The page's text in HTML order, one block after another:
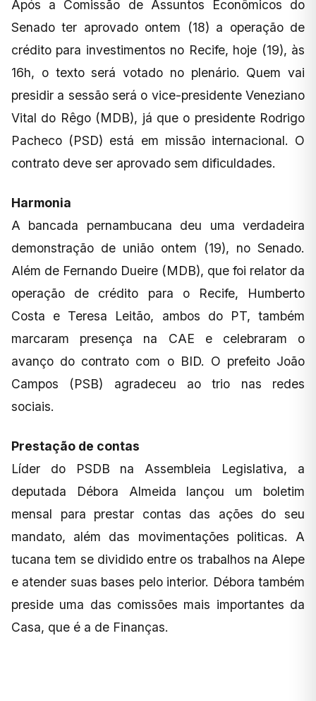
Após a Comissão de Assuntos Econômicos do
Senado ter aprovado ontem (18) a operação de
crédito para investimentos no Recife, hoje (19), às
16h, o texto será votado no plenário. Quem vai
presidir a sessão será o vice-presidente Veneziano
Vital do Rêgo (MDB), já que o presidente Rodrigo
Pacheco (PSD) está em missão internacional. O
contrato deve ser aprovado sem dificuldades.
Harmonia
A bancada pernambucana deu uma verdadeira
demonstração de união ontem (19), no Senado.
Além de Fernando Dueire (MDB), que foi relator da
operação de crédito para o Recife, Humberto
Costa e Teresa Leitão, ambos do PT, também
marcaram presença na CAE e celebraram o
avanço do contrato com o BID. O prefeito João
Campos (PSB) agradeceu ao trio nas redes
sociais.
Prestação de contas
Líder do PSDB na Assembleia Legislativa, a
deputada Débora Almeida lançou um boletim
mensal para prestar contas das ações do seu
mandato, além das movimentações politicas. A
tucana tem se dividido entre os trabalhos na Alepe
e atender suas bases pelo interior. Débora também
preside uma das comissões mais importantes da
Casa, que é a de Finanças.